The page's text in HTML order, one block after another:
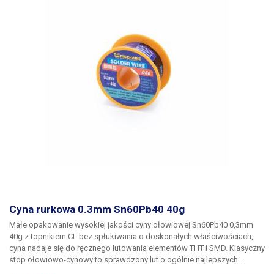
Cyna rurkowa 0.3mm Sn60Pb40 40g
Małe opakowanie wysokiej jakości cyny ołowiowej Sn60Pb40 0,3mm
40g z topnikiem CL bez spłukiwania o doskonałych właściwościach,
cyna nadaje się do ręcznego lutowania elementów THT i SMD. Klasyczny
stop ołowiowo-cynowy to sprawdzony lut o ogólnie najlepszych